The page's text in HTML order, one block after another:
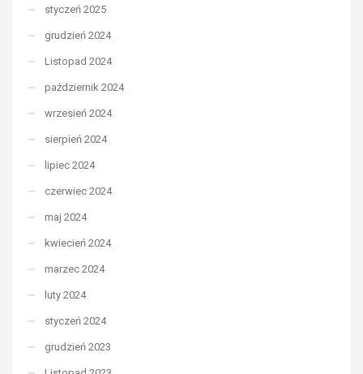
styczeń 2025
grudzień 2024
Listopad 2024
październik 2024
wrzesień 2024
sierpień 2024
lipiec 2024
czerwiec 2024
maj 2024
kwiecień 2024
marzec 2024
luty 2024
styczeń 2024
grudzień 2023